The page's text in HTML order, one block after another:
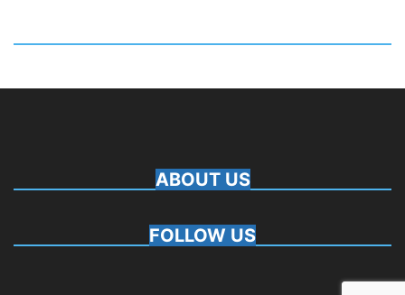
ABOUT US
FOLLOW US